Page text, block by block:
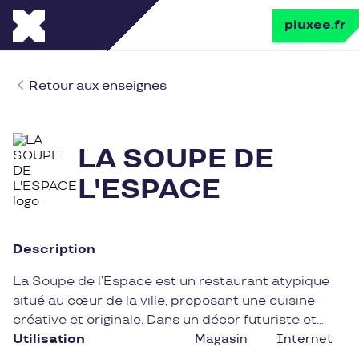
pluxee.fr
Retour aux enseignes
LA SOUPE DE
L'ESPACE
Description
La Soupe de l’Espace est un restaurant atypique
situé au cœur de la ville, proposant une cuisine
créative et originale. Dans un décor futuriste et
chaleureux, les clients peuvent déguster des plats
Utilisation Magasin Internet